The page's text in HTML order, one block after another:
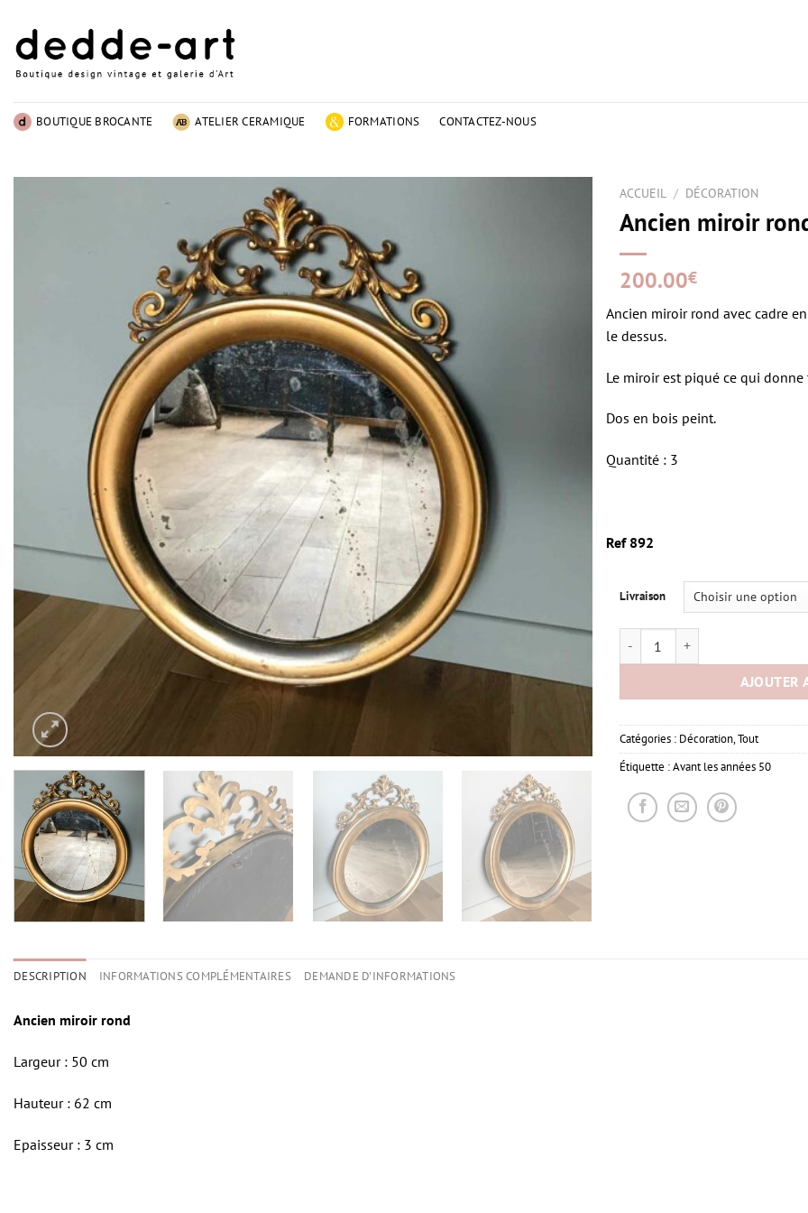
contenu
BOUTIQUE BROCANTE ATELIER CERAMIQUE FORMATIONS CONTACTEZ-NOUS
ACCUEIL / DÉCORATION
Ancien miroir
200.00€
Ancien miroir rond avec cadre
le dessus.
Le miroir est piqué ce qui
Dos en bois peint.
Quantité : 3
Ref 892
Livraison
AJOUTER
Catégories : Décoration,Tout
Étiquette :Avant les années 50
DESCRIPTION INFORMATIONS COMPLÉMENTAIRES DEMANDE D'INFORMATIONS
Ancien miroir rond
Largeur : 50 cm
Hauteur : 62 cm
Epaisseur : 3 cm